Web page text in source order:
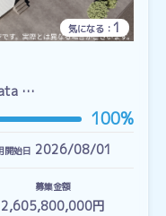
気になる： 1
…
100%
開始日 2026/08/01
募集金額
2,605,800,000円